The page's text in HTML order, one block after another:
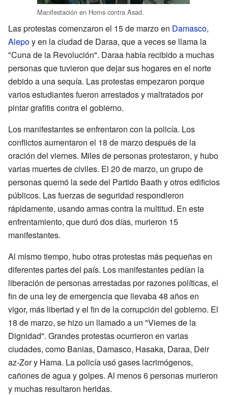
Manifestación en Homs contra Asad.
Las protestas comenzaron el 15 de marzo en Damasco,
Alepoy en la ciudad de Daraa, que a veces se llama la
"Cuna de la Revolución". Daraa había recibido a muchas
personas que tuvieron que dejar sus hogares en el norte
debido a una sequía. Las protestas empezaron porque
varios estudiantes fueron arrestados y maltratados por
pintar grafitis contra el gobierno.
Los manifestantes se enfrentaron con la policía. Los
conflictos aumentaron el 18 de marzo después de la
oración del viernes. Miles de personas protestaron, y hubo
varias muertes de civiles. El 20 de marzo, un grupo de
personas quemó la sede del Partido Baath y otros edificios
públicos. Las fuerzas de seguridad respondieron
rápidamente, usando armas contra la multitud. En este
enfrentamiento, que duró dos días, murieron 15
manifestantes.
Al mismo tiempo, hubo otras protestas más pequeñas en
diferentes partes del país. Los manifestantes pedían la
liberación de personas arrestadas por razones políticas, el
fin de una ley de emergencia que llevaba 48 años en
vigor, más libertad y el fin de la corrupción del gobierno. El
18 de marzo, se hizo un llamado a un "Viernes de la
Dignidad". Grandes protestas ocurrieron en varias
ciudades, como Banias, Damasco, Hasaka, Daraa, Deir
az-Zor y Hama. La policía usó gases lacrimógenos,
cañones de agua y golpes. Al menos 6 personas murieron
y muchas resultaron heridas.